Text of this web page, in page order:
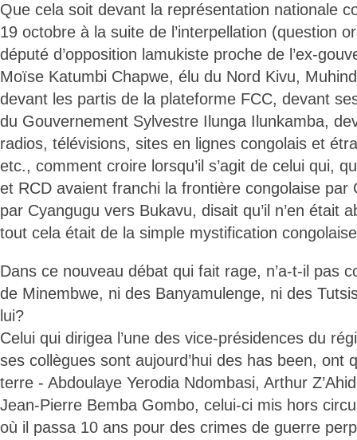
Que cela soit devant la représentation nationale
19 octobre à la suite de l’interpellation (question
député d’opposition lamukiste proche de l’ex-
Moïse Katumbi Chapwe, élu du Nord Kivu,
devant les partis de la plateforme FCC, devant
du Gouvernement Sylvestre Ilunga Ilunkamba,
radios, télévisions, sites en lignes congolais et
etc., comment croire lorsqu’il s’agit de celui qui,
et RCD avaient franchi la frontière congolaise par
par Cyangugu vers Bukavu, disait qu’il n’en était
tout cela était de la simple mystification
Dans ce nouveau débat qui fait rage, n’a-t-il pas
de Minembwe, ni des Banyamulenge, ni des
lui?
Celui qui dirigea l’une des vice-présidences du
ses collègues sont aujourd’hui des has been, ont
terre - Abdoulaye Yerodia Ndombasi, Arthur
Jean-Pierre Bemba Gombo, celui-ci mis hors
où il passa 10 ans pour des crimes de guerre